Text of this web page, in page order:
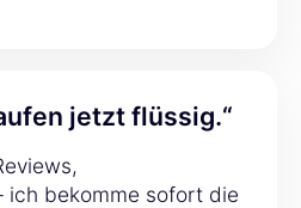
jetzt flüssig.“
ich bekomme sofort die